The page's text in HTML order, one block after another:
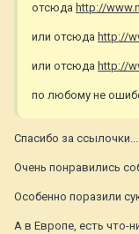
отсюда http://
или отсюда http://
или отсюда http://
по любому не
Спасибо за ссылочки...
Очень понравились
Особенно поразили
А в Европе, есть что-